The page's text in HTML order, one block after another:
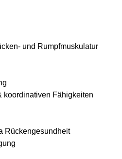
und Rumpfmuskulatur
koordinativen Fähigkeiten
Rückengesundheit